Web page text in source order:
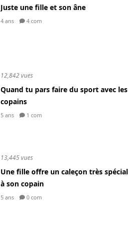
Juste une fille et son âne
4 ans 4 com
12,842 vues
Quand tu pars faire du sport avec les
copains
5 ans 1 com
13,445 vues
Une fille offre un caleçon très spécial
à son copain
5 ans 0 com